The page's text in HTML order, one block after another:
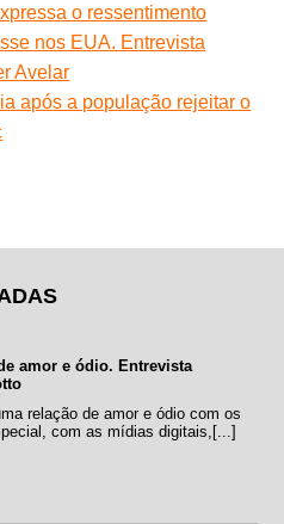
o ressentimento
nos EUA. Entrevista
Avelar
após a população rejeitar o
amor e ódio. Entrevista
relação de amor e ódio com os
com as mídias digitais,[...]